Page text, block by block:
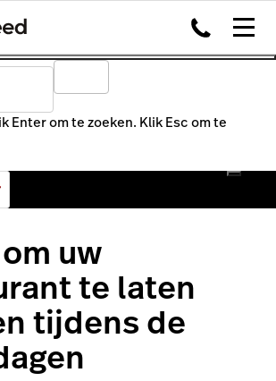
Enter om te zoeken. Klik Esc om te
uw
te laten
tijdens de